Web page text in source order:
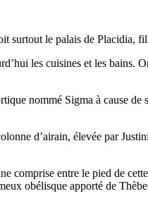
le palais de Placidia,
les cuisines et les
nommé Sigma à cause de
d’airain, élevée par
comprise entre le pied de
obélisque apporté de